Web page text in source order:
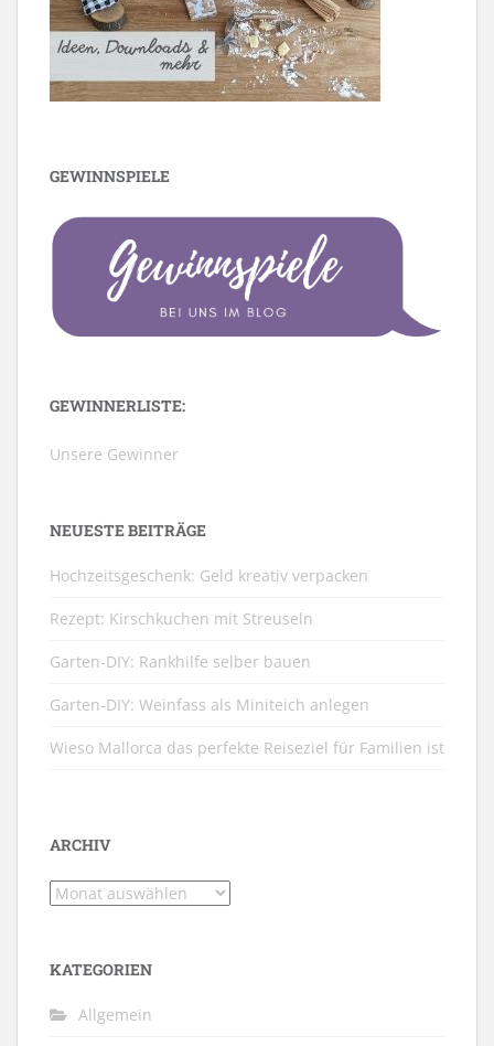
GEWINNSPIELE
GEWINNERLISTE:
Unsere Gewinner
NEUESTE BEITRÄGE
Hochzeitsgeschenk: Geld kreativ verpacken
Rezept: Kirschkuchen mit Streuseln
Garten-DIY: Rankhilfe selber bauen
Garten-DIY: Weinfass als Miniteich anlegen
Wieso Mallorca das perfekte Reiseziel für Familien ist
ARCHIV
Archiv
KATEGORIEN
Allgemein